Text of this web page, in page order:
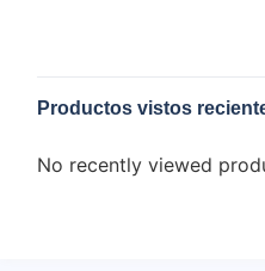
Productos vistos
No recently viewed